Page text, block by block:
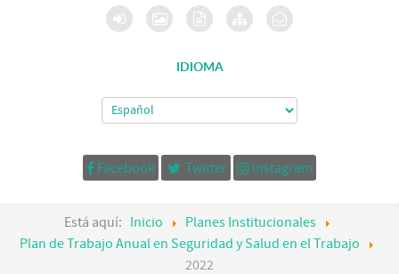
IDIOMA
Facebook Twitter Instagram
Está aquí: Inicio
Planes Institucionales
Plan de Trabajo Anual en Seguridad y Salud en el Trabajo
2022